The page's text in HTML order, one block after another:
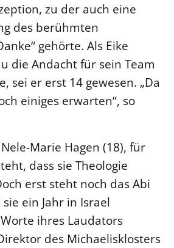
zu der auch eine
des berühmten
gehörte. Als Eike
die Andacht für sein Team
sei er erst 14 gewesen. „Da
einiges erwarten“, so
Marie Hagen (18), für
dass sie Theologie
erst steht noch das Abi
ein Jahr in Israel
ihres Laudators
des Michaelisklosters